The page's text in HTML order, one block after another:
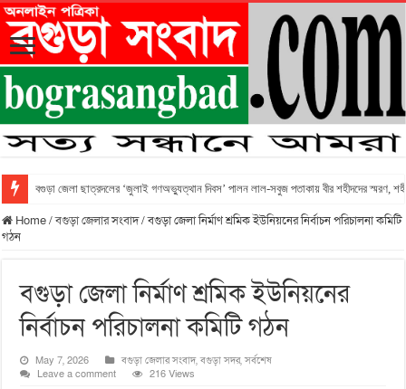
বগুড়া জেলা ছাত্রদলের ‘জুলাই গণঅভ্যুত্থান দিবস’ পালন লাল-সবুজ পতাকায় বীর শহীদদের স্মরণ, শহীদ
Home/বগুড়া জেলার সংবাদ/বগুড়া জেলা নির্মাণ শ্রমিক ইউনিয়নের নির্বাচন পরিচালনা কমিটি
গঠন
বগুড়া জেলা নির্মাণ শ্রমিক ইউনিয়নের
নির্বাচন পরিচালনা কমিটি গঠন
May 7, 2026 বগুড়া জেলার সংবাদ,বগুড়া সদর,সর্বশেষ
Leave a comment
216 Views